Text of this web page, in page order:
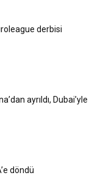
derbisi
ayrıldı, Dubai’yle
döndü